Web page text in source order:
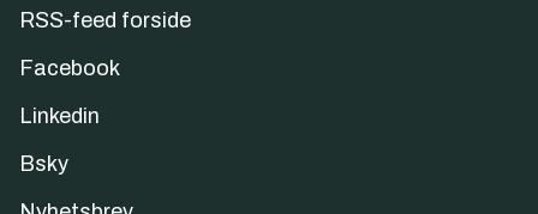
RSS-feed forside
Facebook
Linkedin
Bsky